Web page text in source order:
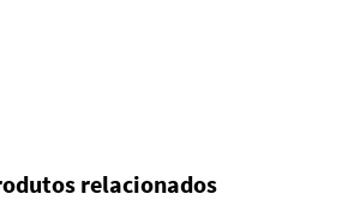
relacionados